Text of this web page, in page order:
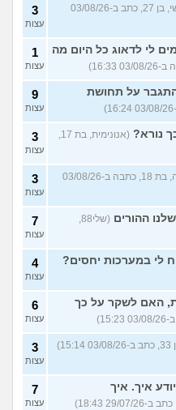
(אנושי, בן 27, כתב ב-03/08/26
3
עצות
לי לדאוג כל היום מה
1
עצות
על תחושת
9
עצות
נורא?
(אנונימית, בת 17,
3
עצות
(שירה, בת 18, כתבה ב-03/08/26
3
עצות
ההורים
(שלי88,
7
עצות
לי במערכות יחסים? 4
עצות
האם לשקר על כך
6
עצות
3
עצות
איך. איך
7
עצות